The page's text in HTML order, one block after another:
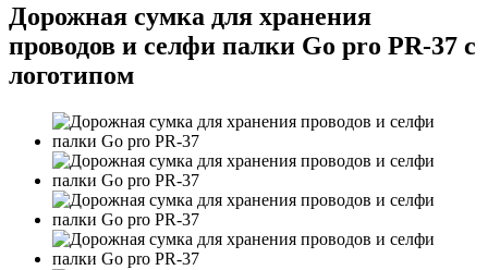
Дорожная сумка для хранения
проводов и селфи палки Go pro PR-37 с
логотипом